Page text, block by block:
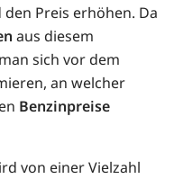
Preis erhöhen. Da
aus diesem
sich vor dem
an welcher
Benzinpreise
von einer Vielzahl